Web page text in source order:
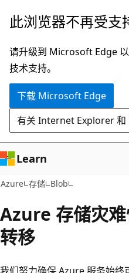
跳
主
要
内
此浏览器不再受支
请升级到 Microsoft Edge
技术支持。
下载 Microsoft Edge
有关 Internet Explorer
Learn
Azure 存储 Blob
Azure 存储灾
转移
我们努力确保 Azure 服务始终